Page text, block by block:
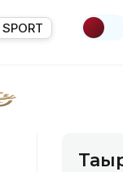
SPORT